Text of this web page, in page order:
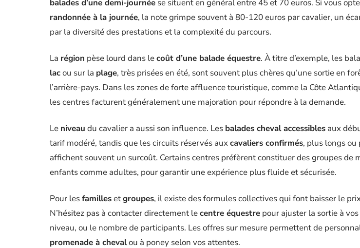
balades d’une demi-journée se situent en général entre 45 et 70 euros. Si vous
randonnée à la journée, la note grimpe souvent à 80-120 euros par cavalier, un
par la diversité des prestations et la complexité du parcours.
La région pèse lourd dans lecoût d’une balade équestre. À titre d’exemple, les
lacou sur la plage, très prisées en été, sont souvent plus chères qu’une sortie en
l’arrière-pays. Dans les zones de forte affluence touristique, comme la Côte
les centres facturent généralement une majoration pour répondre à la demande.
Le niveau du cavalier a aussi son influence. Les balades cheval accessibles aux
tarif modéré, tandis que les circuits réservés auxcavaliers confirmés, plus longs ou
affichent souvent un surcoût. Certains centres préfèrent constituer des groupes de
enfants comme adultes, pour garantir une expérience plus fluide et sécurisée.
Pour lesfamillesetgroupes, il existe des formules collectives qui font baisser le
N’hésitez pas à contacter directement lecentre équestre pour ajuster la sortie à
niveau, ou le nombre de participants. Les offres sur mesure permettent de
promenade à chevalou à poney selon vos attentes.